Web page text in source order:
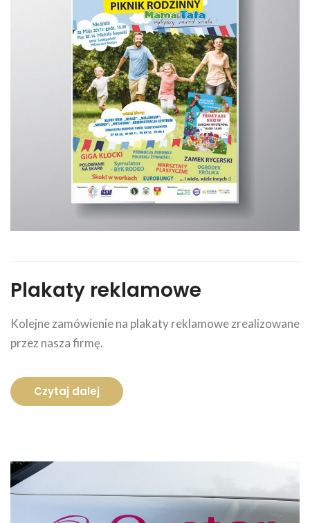
Plakaty reklamowe
Kolejne zamówienie na plakaty reklamowe zrealizowane
przez nasza firmę.
Czytaj dalej